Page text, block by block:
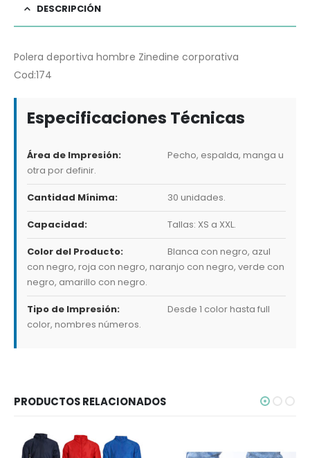
DESCRIPCIÓN
Polera deportiva hombre Zinedine corporativa
Cod:174
Especificaciones Técnicas
Área de Impresión:
Pecho, espalda, manga u
otra por definir.
Cantidad Mínima: 30 unidades.
Capacidad: Tallas: XS a XXL.
Color del Producto:
Blanca con negro, azul
con negro, roja con negro, naranjo con negro, verde con
negro, amarillo con negro.
Tipo de Impresión:
Desde 1 color hasta full
color, nombres números.
PRODUCTOS RELACIONADOS